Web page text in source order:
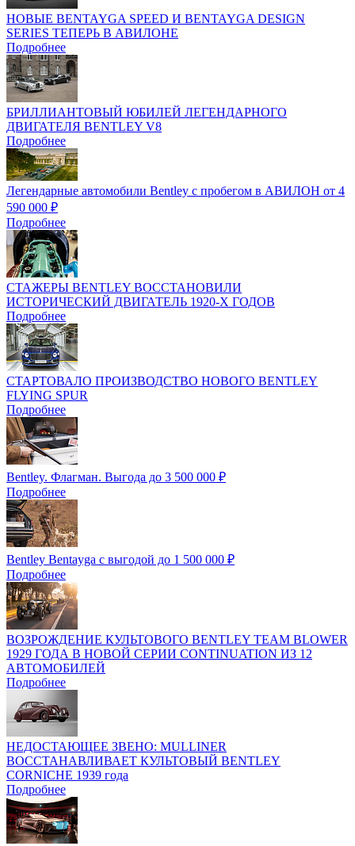
НОВЫЕ BENTAYGA SPEED И BENTAYGA DESIGN
SERIES ТЕПЕРЬ В АВИЛОНЕ
Подробнее
БРИЛЛИАНТОВЫЙ ЮБИЛЕЙ ЛЕГЕНДАРНОГО
ДВИГАТЕЛЯ BENTLEY V8
Подробнее
Легендарные автомобили Bentley с пробегом в АВИЛОН от 4
590 000 ₽
Подробнее
СТАЖЕРЫ BENTLEY ВОССТАНОВИЛИ
ИСТОРИЧЕСКИЙ ДВИГАТЕЛЬ 1920-Х ГОДОВ
Подробнее
СТАРТОВАЛО ПРОИЗВОДСТВО НОВОГО BENTLEY
FLYING SPUR
Подробнее
Bentley. Флагман. Выгода до 3 500 000 ₽
Подробнее
Bentley Bentayga c выгодой до 1 500 000 ₽
Подробнее
ВОЗРОЖДЕНИЕ КУЛЬТОВОГО BENTLEY TEAM BLOWER
1929 ГОДА В НОВОЙ СЕРИИ CONTINUATION ИЗ 12
АВТОМОБИЛЕЙ
Подробнее
НЕДОСТАЮЩЕЕ ЗВЕНО: MULLINER
ВОССТАНАВЛИВАЕТ КУЛЬТОВЫЙ BENTLEY
CORNICHE 1939 года
Подробнее